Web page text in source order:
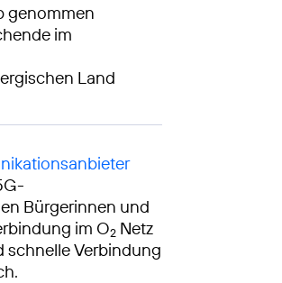
genommen
im
Land
Bürgerinnen und
im O2 Netz
schnelle Verbindung